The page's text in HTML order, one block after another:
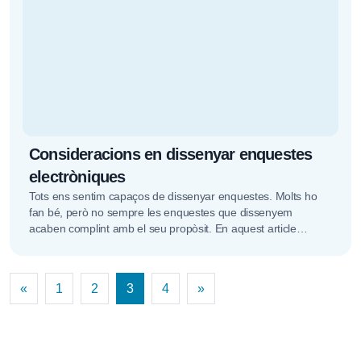
Consideracions en dissenyar enquestes
electròniques
Tots ens sentim capaços de dissenyar enquestes. Molts ho
fan bé, però no sempre les enquestes que dissenyem
acaben complint amb el seu propòsit. En aquest article
Navegació de les entrades
« 1 2 3 4 »